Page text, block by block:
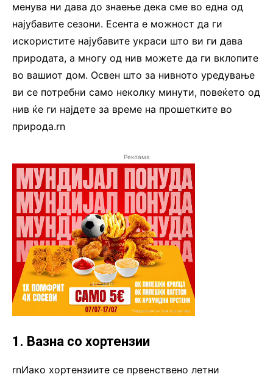
менува ни дава до знаење дека сме во една од
најубавите сезони. Есента е можност да ги
искористите најубавите украси што ви ги дава
природата, а многу од нив можете да ги вклопите
во вашиот дом. Освен што за нивното уредување
ви се потребни само неколку минути, повеќето од
нив ќе ги најдете за време на прошетките во
природа.rn
Реклама
1. Вазна со хортензии
rnИако хортензиите се првенствено летни